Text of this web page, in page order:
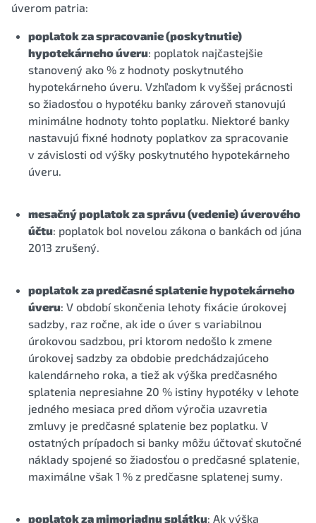
úverom patria:
poplatok za spracovanie (poskytnutie)
hypotekárneho úveru: poplatok najčastejšie
stanovený ako % z hodnoty poskytnutého
hypotekárneho úveru. Vzhľadom k vyššej prácnosti
so žiadosťou o hypotéku banky zároveň stanovujú
minimálne hodnoty tohto poplatku. Niektoré banky
nastavujú fixné hodnoty poplatkov za spracovanie
v závislosti od výšky poskytnutého hypotekárneho
úveru.
mesačný poplatok za správu (vedenie) úverového
účtu: poplatok bol novelou zákona o bankách od júna
2013 zrušený.
poplatok za predčasné splatenie hypotekárneho
úveru: V období skončenia lehoty fixácie úrokovej
sadzby, raz ročne, ak ide o úver s variabilnou
úrokovou sadzbou, pri ktorom nedošlo k zmene
úrokovej sadzby za obdobie predchádzajúceho
kalendárneho roka, a tiež ak výška predčasného
splatenia nepresiahne 20 % istiny hypotéky v lehote
jedného mesiaca pred dňom výročia uzavretia
zmluvy je predčasné splatenie bez poplatku. V
ostatných prípadoch si banky môžu účtovať skutočné
náklady spojené so žiadosťou o predčasné splatenie,
maximálne však 1 % z predčasne splatenej sumy.
poplatok za mimoriadnu splátku: Ak výška